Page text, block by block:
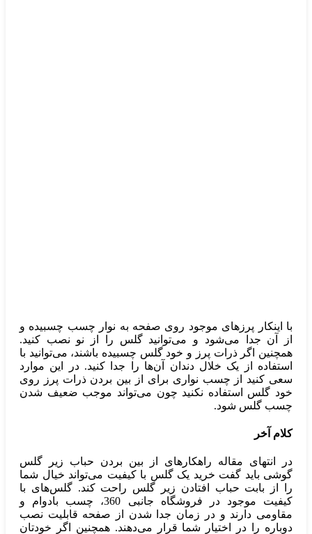
با اینکار پرزهای موجود روی صفحه به نوار چسب چسبیده و
از آن جدا می‌شود و می‌توانید گلس را از نو نصب کنید.
همچنین اگر ذرات پرز و خود گلس چسبیده باشند، می‌توانید با
استفاده از یک خلال دندان آن‌ها را جدا کنید. در این موارد
سعی کنید از چسب نواری برای از بین بردن ذرات پرز روی
خود گلس استفاده نکنید چون می‌تواند موجب ضعیف شدن
چسب گلس شود.
کلام آخر
در انتهای مقاله راهکارهای از بین بردن حباب زیر گلس
گوشی باید گفت خرید یک گلس با کیفیت می‌تواند خیال شما
را از بابت حباب افتادن زیر گلس راحت کند. گلس‌های با
کیفیت موجود در فروشگاه جانبی 360، چسب بادوام و
مقاومی دارند و در زمان جدا شدن از صفحه قابلیت نصب
دوباره را در اختیار شما قرار می‌دهند. همچنین اگر خودتان